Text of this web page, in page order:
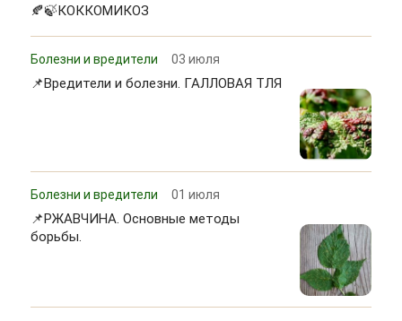
🍂🍃КОККОМИКОЗ
Болезни и вредители 03 июля
📌Вредители и болезни. ГАЛЛОВАЯ ТЛЯ
Болезни и вредители 01 июля
📌РЖАВЧИНА. Основные методы
борьбы.